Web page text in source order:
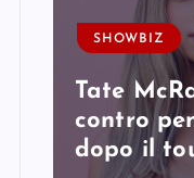
SHOWBIZ
Tate
contro
dopo il